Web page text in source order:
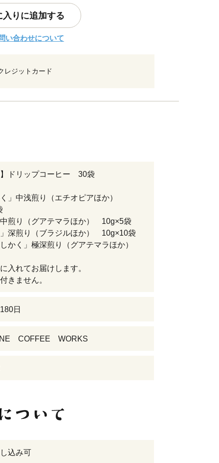
入りに追加する
い合わせについて
レジットカード
】ドリップコーヒー 30袋
く」中浅煎り（エチオピアほか）
中煎り（グアテマラほか） 10g×5袋
」深煎り（ブラジルほか） 10g×10袋
しかく」極深煎り（グアテマラほか）
入れてお届けします。
きません。
日
COFFEE WORKS
込み可